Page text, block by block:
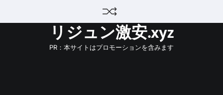
リジュン激安.xyz
PR：本サイトはプロモーションを含みます